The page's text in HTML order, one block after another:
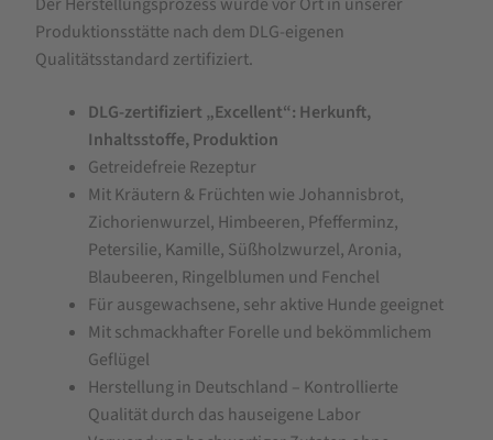
Produktionsstätte nach dem DLG-eigenen
Qualitätsstandard zertifiziert.
DLG-zertifiziert „Excellent“: Herkunft,
Inhaltsstoffe, Produktion
Getreidefreie Rezeptur
Mit Kräutern & Früchten wie Johannisbrot,
Zichorienwurzel, Himbeeren, Pfefferminz,
Petersilie, Kamille, Süßholzwurzel, Aronia,
Blaubeeren, Ringelblumen und Fenchel
Für ausgewachsene, sehr aktive Hunde geeignet
Mit schmackhafter Forelle und bekömmlichem
Geflügel
Herstellung in Deutschland – Kontrollierte
Qualität durch das hauseigene Labor